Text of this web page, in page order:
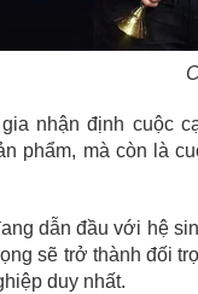
nhận định cuộc
phẩm, mà còn là
dẫn đầu với hệ
sẽ trở thành đối
duy nhất.